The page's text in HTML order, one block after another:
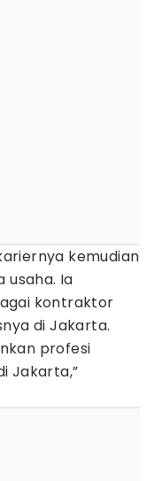
kemudian
usaha. Ia
kontraktor
di Jakarta.
profesi
Jakarta,”